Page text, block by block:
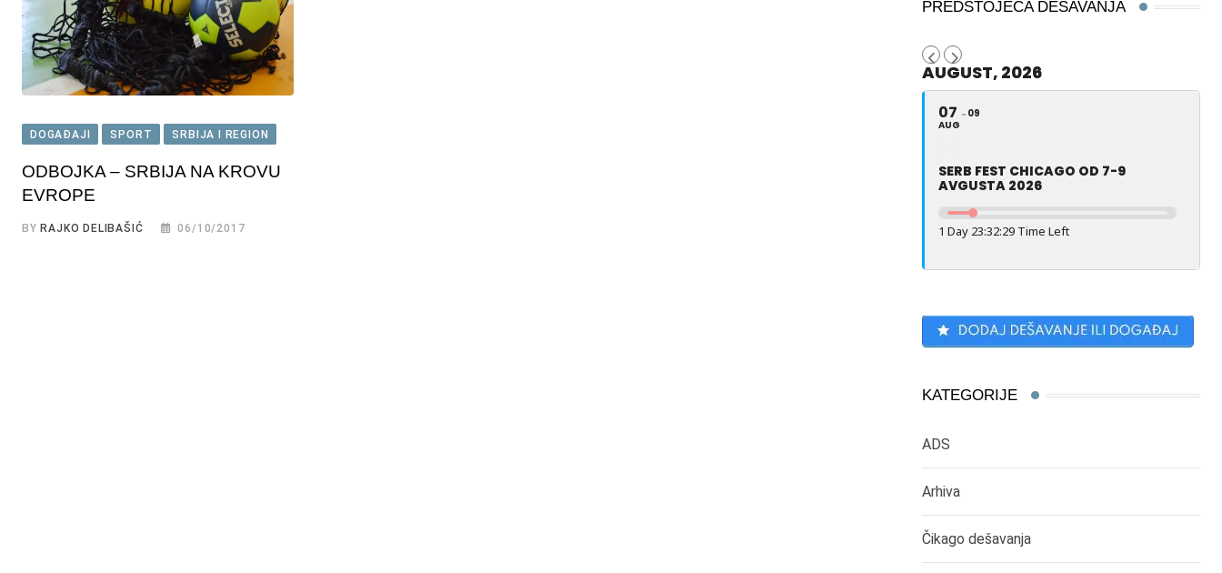
DOGAĐAJI SPORT SRBIJA I REGION
ODBOJKA – SRBIJA NA KROVU
EVROPE
BY RAJKO DELIBAŠIĆ 06/10/2017
PREDSTOJEĆA DEŠAVANJA
AUGUST, 2026
07
AUG
09
SERB FEST CHICAGO OD 7-9
AVGUSTA 2026
1 Day 23:32:28 Time Left
KATEGORIJE
ADS
Arhiva
Čikago dešavanja